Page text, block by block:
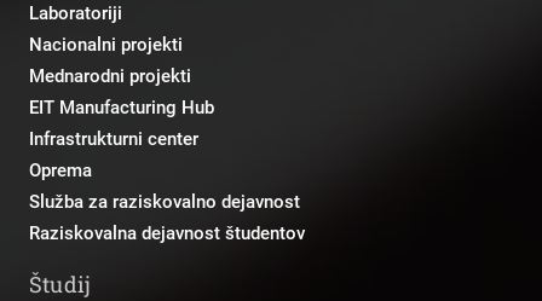
Laboratoriji
Nacionalni projekti
Mednarodni projekti
EIT Manufacturing Hub
Infrastrukturni center
Oprema
Služba za raziskovalno dejavnost
Raziskovalna dejavnost študentov
Študij